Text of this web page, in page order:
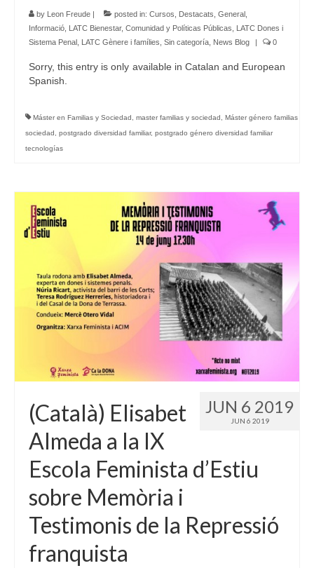
by Leon Freude | posted in: Cursos Destacats General
Informació LATC Bienestar, Comunidad y Políticas Públicas
LATC Dones i
Sistema Penal LATC Gènere i famílies Sin categoría News Blog | 0
Sorry, this entry is only available in Catalan and European
Spanish.
Máster en Familias y Sociedad master familias y sociedad
Máster género familias
sociedad
postgrado diversidad familiar, postgrado género diversidad familiar
tecnologías
JUN 6 2019
JUN 6 2019
(Català) Elisabet
Almeda a la IX
Escola Feminista d’Estiu
sobre Memòria i
Testimonis de la Repressió
franquista